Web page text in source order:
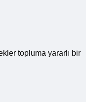
topluma yararlı bir